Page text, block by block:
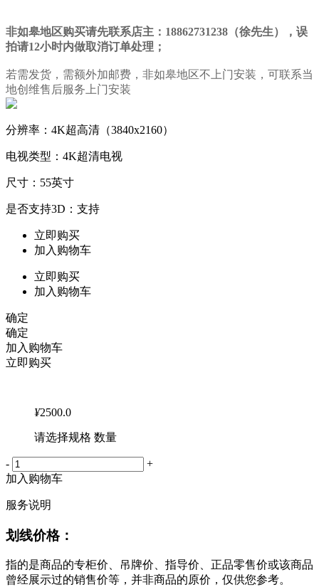
非如皋地区购买请先联系店主：18862731238（徐先生），误
拍请12小时内做取消订单处理；
若需发货，需额外加邮费，非如皋地区不上门安装，可联系当
地创维售后服务上门安装
分辨率：4K超高清（3840x2160）
电视类型：4K超清电视
尺寸：55英寸
是否支持3D：支持
立即购买
加入购物车
立即购买
加入购物车
确定
确定
加入购物车
立即购买
¥2500.0
请选择规格 数量
-
+
加入购物车
服务说明
划线价格：
指的是商品的专柜价、吊牌价、指导价、正品零售价或该商品
曾经展示过的销售价等，并非商品的原价，仅供您参考。